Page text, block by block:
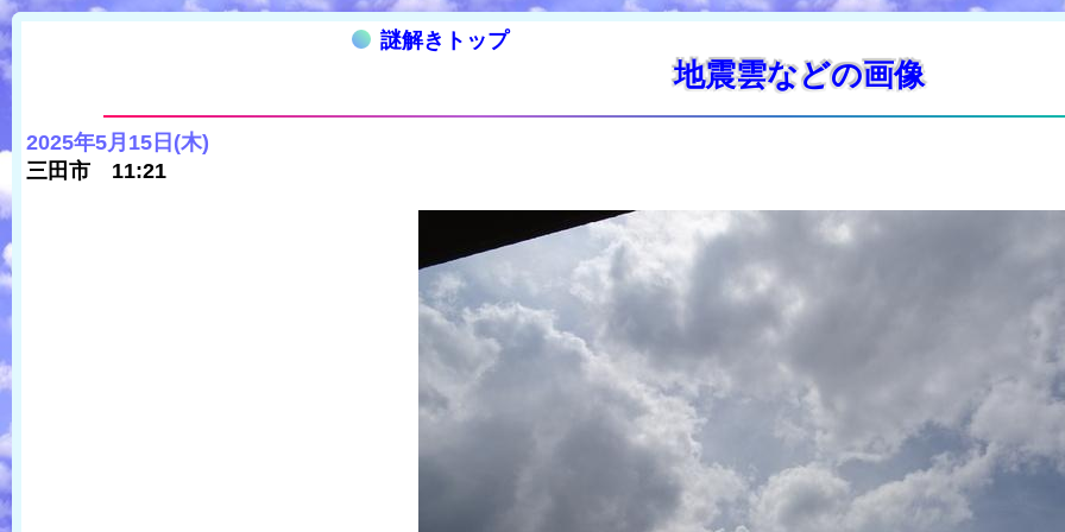
謎解きトップ
地震雲などの画像
2025年5月15日(木)
三田市 11:21